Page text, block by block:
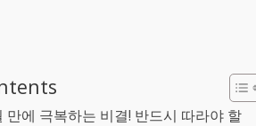
만에 극복하는 비결! 반드시 따라야 할